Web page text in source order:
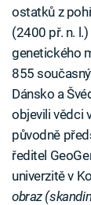
ostatků z
(2400 př. n.
genetického
855
Dánsko a
objevili vědci
původně
ředitel
univerzitě v
obraz